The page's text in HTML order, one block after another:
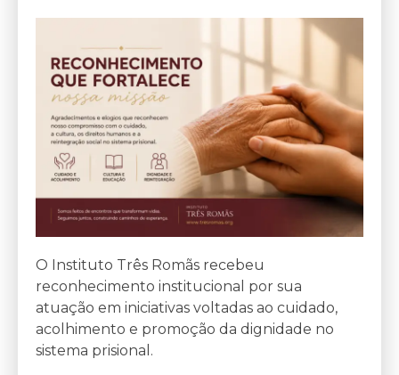
O Instituto Três Romãs recebeu
reconhecimento institucional por sua
atuação em iniciativas voltadas ao cuidado,
acolhimento e promoção da dignidade no
sistema prisional.